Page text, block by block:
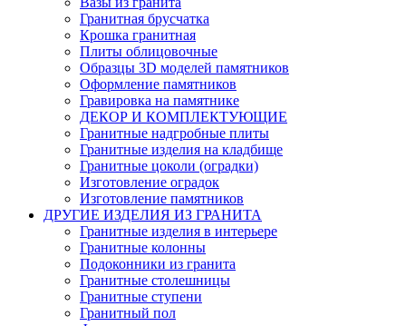
Гранитная брусчатка
Крошка гранитная
Плиты облицовочные
Образцы 3D моделей памятников
Оформление памятников
Гравировка на памятнике
ДЕКОР И КОМПЛЕКТУЮЩИЕ
Гранитные надгробные плиты
Гранитные изделия на кладбище
Гранитные цоколи (оградки)
Изготовление оградок
Изготовление памятников
ДРУГИЕ ИЗДЕЛИЯ ИЗ ГРАНИТА
Гранитные изделия в интерьере
Гранитные колонны
Подоконники из гранита
Гранитные столешницы
Гранитные ступени
Гранитный пол